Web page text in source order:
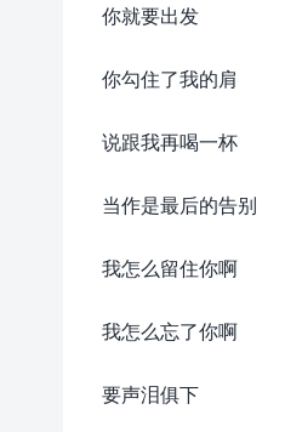
你就要出发
你勾住了我的肩
说跟我再喝一杯
当作是最后的告别
我怎么留住你啊
我怎么忘了你啊
要声泪俱下